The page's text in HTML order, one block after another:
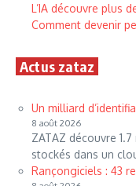
L’IA découvre plus
Comment devenir
Actus zataz
Un milliard
8 août 2026
ZATAZ découvre
stockés dans un
Rançongiciels : 43